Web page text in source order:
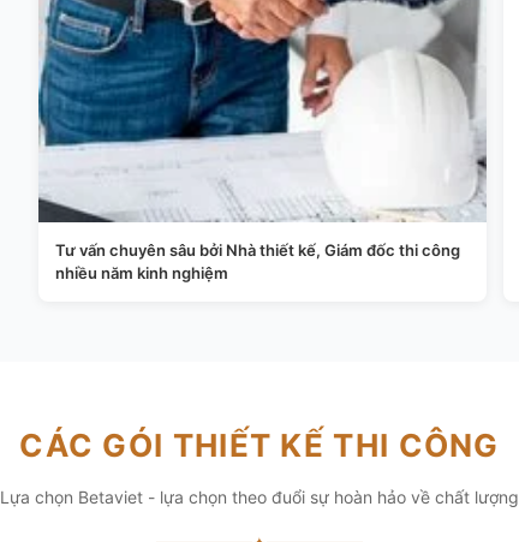
Tư vấn chuyên sâu bởi Nhà thiết kế, Giám đốc thi công
nhiều năm kinh nghiệm
CÁC GÓI THIẾT KẾ THI CÔNG
Lựa chọn Betaviet - lựa chọn theo đuổi sự hoàn hảo về chất lượng